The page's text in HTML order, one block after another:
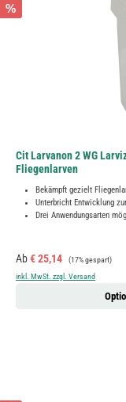
%
Cit Larvanon 2 WG
Fliegenlarven
Bekämpft gezielt
Unterbricht Entwicklung
Drei Anwendungsarten
Verkaufspreis:
Ab€ 25,14 Regulärer Preis:
(17% gespart)
inkl. MwSt. zzgl. Versand